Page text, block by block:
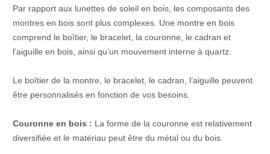
Par rapport aux lunettes de soleil en bois, les composants des
montres en bois sont plus complexes. Une montre en bois
comprend le boîtier, le bracelet, la couronne, le cadran et
l’aiguille en bois, ainsi qu’un mouvement interne à quartz.
Le boîtier de la montre, le bracelet, le cadran, l’aiguille peuvent
être personnalisés en fonction de vos besoins.
Couronne en bois : La forme de la couronne est relativement
diversifiée et le matériau peut être du métal ou du bois.